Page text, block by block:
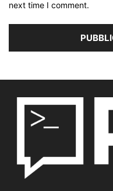
next time I comment.